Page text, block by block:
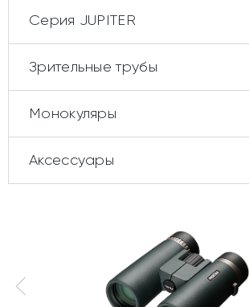
Cерия JUPITER
Зрительные трубы
Монокуляры
Аксессуары